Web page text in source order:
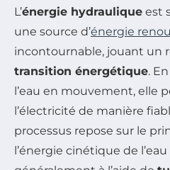
L’énergie hydraulique est
une source d’énergie
incontournable, jouant un
transition énergétique.
l’eau en mouvement, elle
l’électricité de manière
processus repose sur le
l’énergie cinétique de